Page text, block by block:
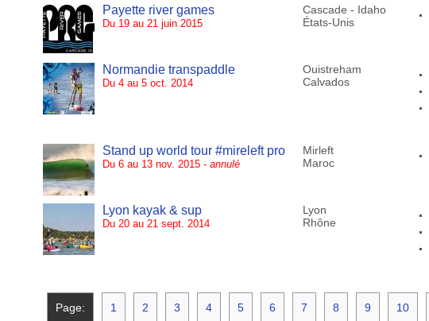
Payette river games
Du 19 au 21 juin 2015
Cascade - Idaho
États-Unis
Normandie transpaddle
Du 4 au 5 oct. 2014
Ouistreham
Calvados
Stand up world tour #mireleft pro
Du 6 au 13 nov. 2015 - annulé
Mirleft
Maroc
Lyon kayak & sup
Du 20 au 21 sept. 2014
Lyon
Rhône
Page: 1 2 3 4 5 6 7 8 9 10